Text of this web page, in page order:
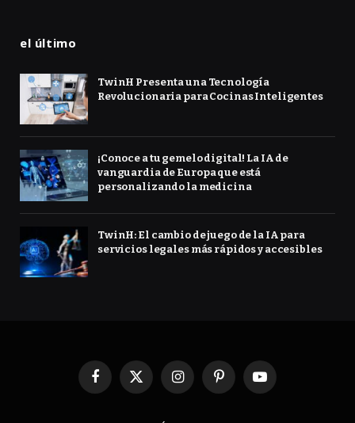
el último
TwinH Presenta una Tecnología
Revolucionaria para Cocinas Inteligentes
¡Conoce a tu gemelo digital! La IA de
vanguardia de Europa que está
personalizando la medicina
TwinH: El cambio de juego de la IA para
servicios legales más rápidos y accesibles
Facebook
X
InstagramPinterestYouTube